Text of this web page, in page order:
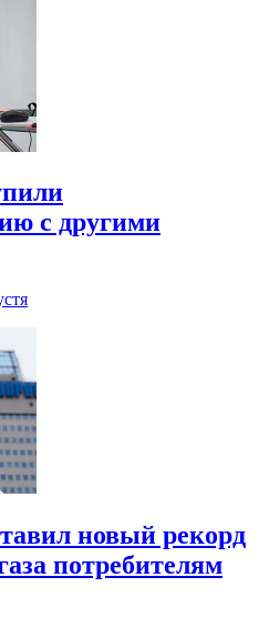
с другими
новый рекорд
потребителям